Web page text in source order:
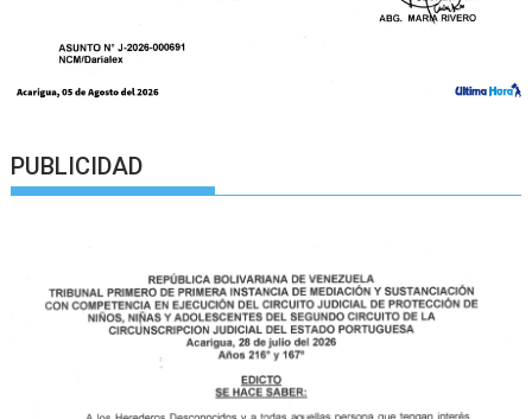
PUBLICIDAD